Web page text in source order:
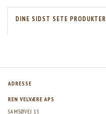
DINE SIDST SETE PRODUKTER
ADRESSE
REN VELVÆRE APS
SAMSØVEJ 13